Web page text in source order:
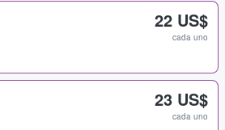
22 US$
cada uno
23 US$
cada uno